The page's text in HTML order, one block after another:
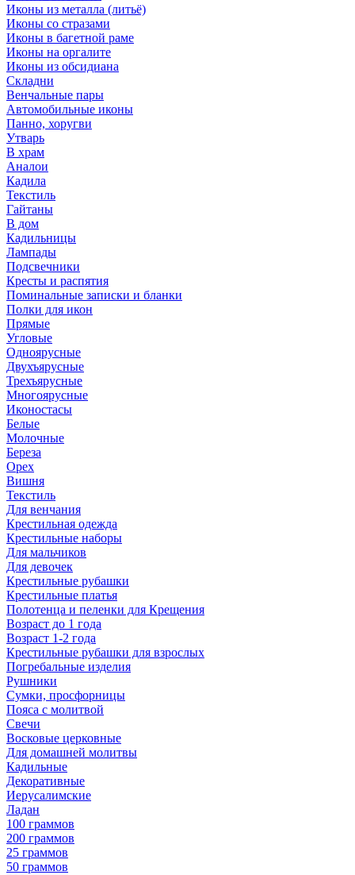
Иконы из металла (литьё)
Иконы со стразами
Иконы в багетной раме
Иконы на оргалите
Иконы из обсидиана
Складни
Венчальные пары
Автомобильные иконы
Панно, хоругви
Утварь
В храм
Аналои
Кадила
Текстиль
Гайтаны
В дом
Кадильницы
Лампады
Подсвечники
Кресты и распятия
Поминальные записки и бланки
Полки для икон
Прямые
Угловые
Одноярусные
Двухъярусные
Трехъярусные
Многоярусные
Иконостасы
Белые
Молочные
Береза
Орех
Вишня
Текстиль
Для венчания
Крестильная одежда
Крестильные наборы
Для мальчиков
Для девочек
Крестильные рубашки
Крестильные платья
Полотенца и пеленки для Крещения
Возраст до 1 года
Возраст 1-2 года
Крестильные рубашки для взрослых
Погребальные изделия
Рушники
Сумки, просфорницы
Пояса с молитвой
Свечи
Восковые церковные
Для домашней молитвы
Кадильные
Декоративные
Иерусалимские
Ладан
100 граммов
200 граммов
25 граммов
50 граммов